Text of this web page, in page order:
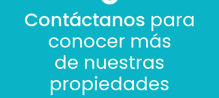
Contáctanos para
conocer más
de nuestras
propiedades